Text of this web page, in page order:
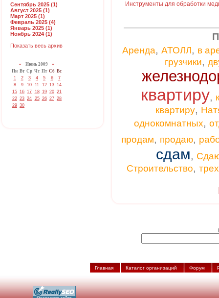
Сентябрь 2025 (1)
Август 2025 (1)
Март 2025 (1)
Февраль 2025 (4)
Январь 2025 (1)
Ноябрь 2024 (1)
Показать весь архив
« Июнь 2009 »
Пн Вт Ср Чт Пт Сб Вс
1
2 3 4 5 6
7
8
9 10 11 12 13 14
15 16 17 18 19 20 21
22 23 24 25 26 27 28
29 30
Инструменты для обработки
Аренда, АТОЛЛ, в
грузчики,
квартиру,
квартиру,
однокомнатных,
продам, продаю,
сдам,
Строительство,
Главная Каталог организаций Форум